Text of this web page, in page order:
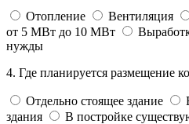
Отопление Вентиляция
от 5 МВт до 10 МВт
нужды
4. Где планируется размещение
Отдельно стоящее здание
здания
В постройке